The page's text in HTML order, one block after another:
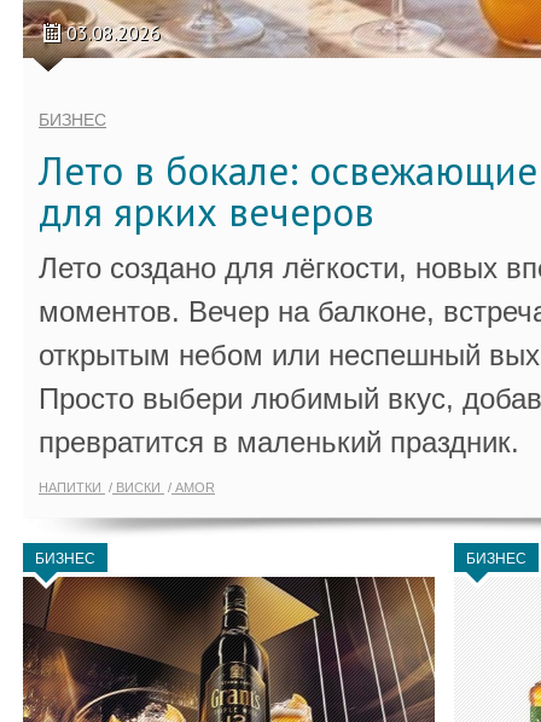
03.08.2026
БИЗНЕС
Лето в бокале:
для ярких вечеров
Лето создано для лёгкости, новых
моментов. Вечер на балконе,
открытым небом или неспешный
Просто выбери любимый вкус,
превратится в маленький праздник.
НАПИТКИ ВИСКИ AMOR
БИЗНЕС БИЗНЕС